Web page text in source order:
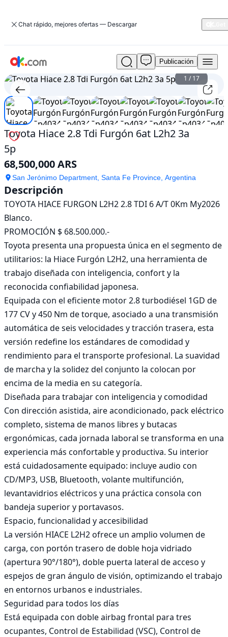
Chat rápido, mejores ofertas — Descargar
Usado
Toyota
Hiace
2.8
Tdi
Furgón
6at
L2h2
3a
5p
En
venta
68,500,000
ARS
Publicación
1 /17
Toyota Hiace 2.8 Tdi Furgón 6at L2h2 3a
5p
68,500,000 ARS
San Jerónimo Department, Santa Fe Province, Argentina
Descripción
TOYOTA HIACE FURGON L2H2 2.8 TDI 6 A/T 0Km My2026
Blanco.
PROMOCIÓN $ 68.500.000.-
Toyota presenta una propuesta única en el segmento de
utilitarios: la Hiace Furgón L2H2, una herramienta de
trabajo diseñada con inteligencia, confort y la
reconocida confiabilidad japonesa.
Equipada con el eficiente motor 2.8 turbodiésel 1GD de
177 CV y 450 Nm de torque, asociado a una transmisión
automática de seis velocidades y tracción trasera, esta
versión redefine los estándares de comodidad y
rendimiento para el transporte profesional. La suavidad
de marcha y la solidez del conjunto la colocan por
encima de la media en su categoría.
Diseñada para trabajar con inteligencia y comodidad
Con dirección asistida, aire acondicionado, pack eléctrico
completo, sistema de manos libres y butacas
ergonómicas, cada jornada laboral se transforma en una
experiencia más confortable y productiva. Su interior
está cuidadosamente equipado: incluye audio con
CD/MP3, USB, Bluetooth, volante multifunción,
levantavidrios eléctricos y una práctica consola con
bandeja superior y portavasos.
Espacio, funcionalidad y accesibilidad
La versión HIACE L2H2 ofrece un amplio volumen de
carga, con portón trasero de doble hoja vidriado
(apertura 90°/180°), doble puerta lateral de acceso y
espejos de gran ángulo de visión, optimizando el trabajo
en entornos urbanos e industriales.
Seguridad para todos los días
Está equipada con doble airbag frontal para tres
ocupantes, Control de Estabilidad (VSC), Control de